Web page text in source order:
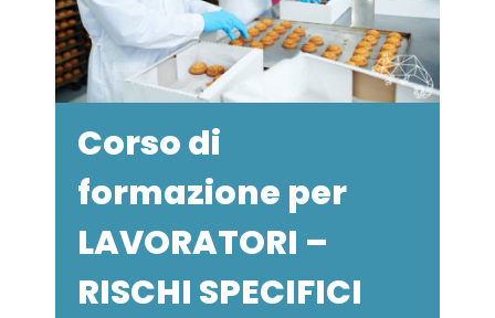
EVENTI NOVITÀ
CONTATTI
Corso di
formazione per
LAVORATORI –
RISCHI SPECIFICI